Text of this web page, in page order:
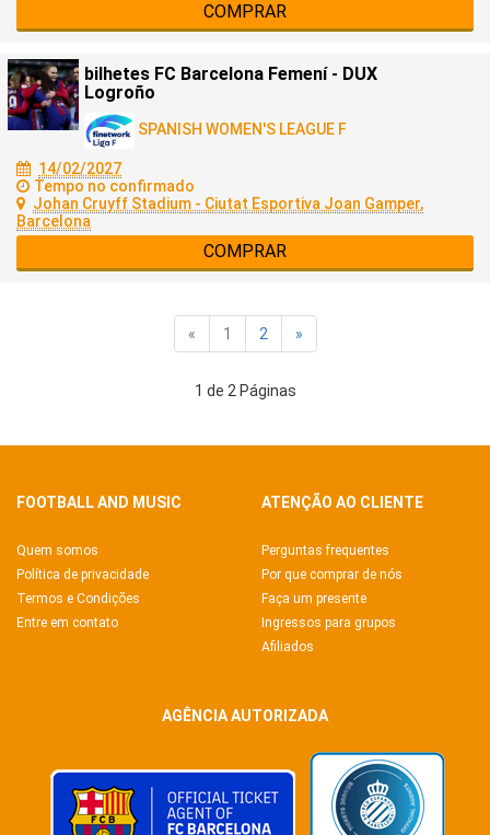
COMPRAR
bilhetes FC Barcelona Femení - DUX
Logroño
SPANISH WOMEN'S LEAGUE F
14/02/2027
Tempo no confirmado
Johan Cruyff Stadium - Ciutat Esportiva Joan Gamper,
Barcelona
COMPRAR
« 1 2 »
1 de 2 Páginas
FOOTBALL AND MUSIC
Quem somos
Política de privacidade
Termos e Condições
Entre em contato
ATENÇÃO AO CLIENTE
Perguntas frequentes
Por que comprar de nós
Faça um presente
Ingressos para grupos
Afiliados
AGÊNCIA AUTORIZADA